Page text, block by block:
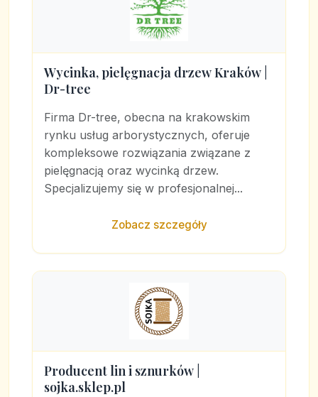
Wycinka, pielęgnacja drzew Kraków |
Dr-tree
Firma Dr-tree, obecna na krakowskim
rynku usług arborystycznych, oferuje
kompleksowe rozwiązania związane z
pielęgnacją oraz wycinką drzew.
Specjalizujemy się w profesjonalnej...
Zobacz szczegóły
Producent lin i sznurków |
sojka.sklep.pl